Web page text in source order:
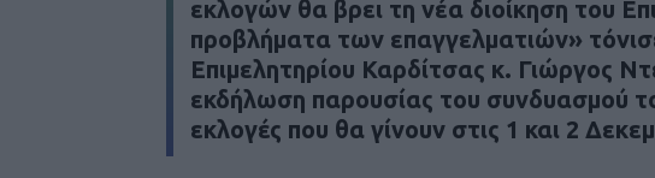
εκλογών θα βρει τη νέα διοίκηση του
προβλήματα των επαγγελματιών»
Επιμελητηρίου Καρδίτσας κ. Γιώργος
εκδήλωση παρουσίας του συνδυασμού
εκλογές που θα γίνουν στις 1 και 2